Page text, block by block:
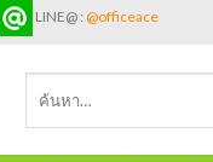
LINE@ : @officeace